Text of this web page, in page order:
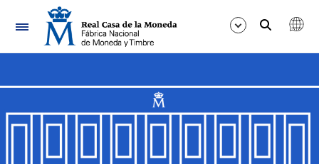
Nabigazioa
Erakutsi/Ezkutatu